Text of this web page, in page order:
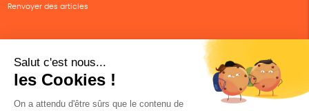
Renvoyer des articles